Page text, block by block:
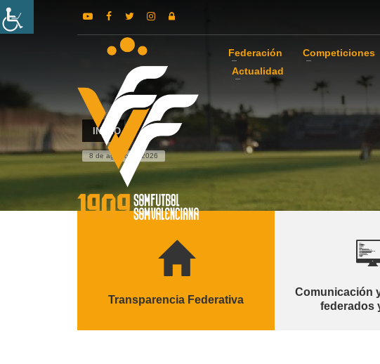
Federación Competiciones
Actualidad
INICIO
8 de agosto de 2026
Transparencia Federativa
Comunicación
federados